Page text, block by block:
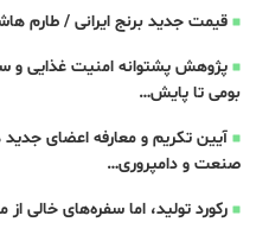
قیمت جدید برنج ایرانی / طارم
پژوهش پشتوانه امنیت غذایی و
بومی تا پایش…
آیین تکریم و معارفه اعضای
صنعت و دامپروری…
رکورد تولید، اما سفره‌های خالی از